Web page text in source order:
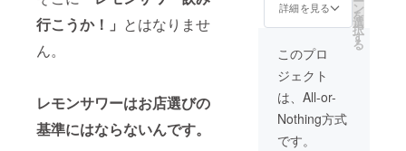
行こうか！」 とはなりませ
ん。
レモンサワーはお店選びの
基準にはならないんです。
をさせ
す（公
に反し
ていな
のレベ
「オフ
勢によ
り実施
タイミ
ングは
未
定）」
界』創
造をオ
ンライ
ンハン
ズオン
で支援
しま
す。ハ
イボー
詳細を見る ン
を
選
択
す
る
このプロ
ジェクト
は、All-or-
Nothing方式
です。